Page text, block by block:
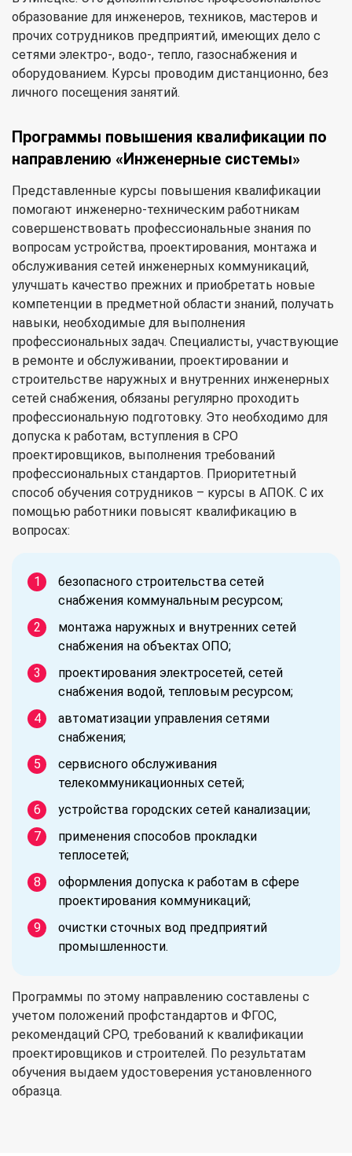
образование для инженеров, техников, мастеров и
прочих сотрудников предприятий, имеющих дело с
сетями электро-, водо-, тепло, газоснабжения и
оборудованием. Курсы проводим дистанционно, без
личного посещения занятий.
Программы повышения квалификации по
направлению «Инженерные системы»
Представленные курсы повышения квалификации
помогают инженерно-техническим работникам
совершенствовать профессиональные знания по
вопросам устройства, проектирования, монтажа и
обслуживания сетей инженерных коммуникаций,
улучшать качество прежних и приобретать новые
компетенции в предметной области знаний, получать
навыки, необходимые для выполнения
профессиональных задач. Специалисты, участвующие
в ремонте и обслуживании, проектировании и
строительстве наружных и внутренних инженерных
сетей снабжения, обязаны регулярно проходить
профессиональную подготовку. Это необходимо для
допуска к работам, вступления в СРО
проектировщиков, выполнения требований
профессиональных стандартов. Приоритетный
способ обучения сотрудников – курсы в АПОК. С их
помощью работники повысят квалификацию в
вопросах:
безопасного строительства сетей
снабжения коммунальным ресурсом;
монтажа наружных и внутренних сетей
снабжения на объектах ОПО;
проектирования электросетей, сетей
снабжения водой, тепловым ресурсом;
автоматизации управления сетями
снабжения;
сервисного обслуживания
телекоммуникационных сетей;
устройства городских сетей канализации;
применения способов прокладки
теплосетей;
оформления допуска к работам в сфере
проектирования коммуникаций;
очистки сточных вод предприятий
промышленности.
Программы по этому направлению составлены с
учетом положений профстандартов и ФГОС,
рекомендаций СРО, требований к квалификации
проектировщиков и строителей. По результатам
обучения выдаем удостоверения установленного
образца.